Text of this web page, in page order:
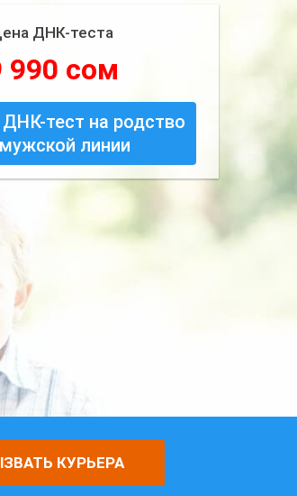
ДНК-теста
990 сом
ДНК-тест на родство
линии
КУРЬЕРА